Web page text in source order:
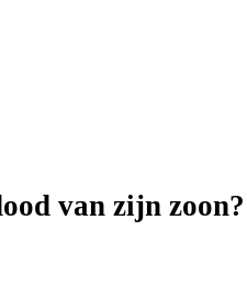
van zijn zoon?